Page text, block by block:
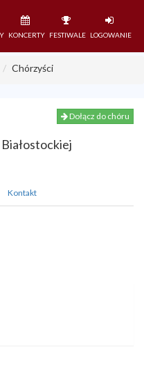
KONCERTY FESTIWALE LOGOWANIE
Chórzyści
Dołącz do chóru
Kontakt